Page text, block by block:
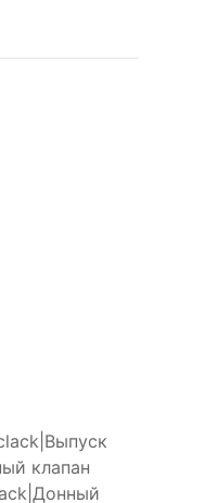
клапан